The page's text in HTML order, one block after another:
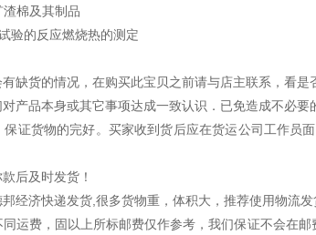
棉及其制品
验的反应燃烧热的测定
缺货的情况，在购买此宝贝之前请与店主联系，看是
产品本身或其它事项达成一致认识．已免造成不必要
证货物的完好。买家收到货后应在货运公司工作员
收到你款后及时发货！
经济快递发货,很多货物重，体积大，推荐使用物流发
运费，固以上所标邮费仅作参考，我们保证不会在